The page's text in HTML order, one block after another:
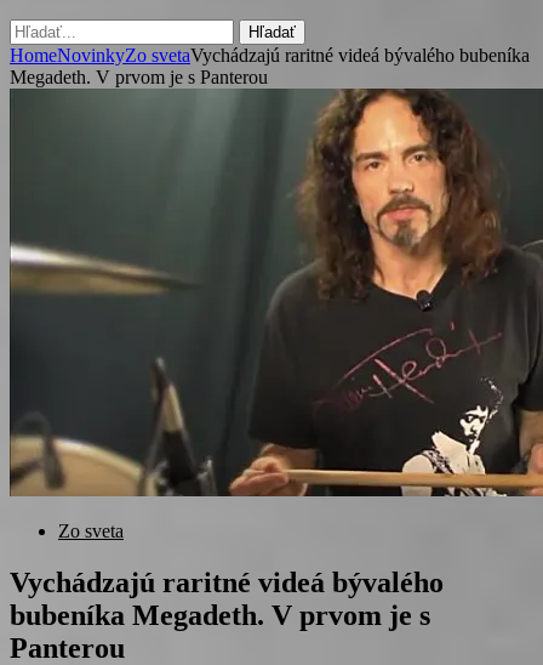
Hľadať
HomeNovinkyZo svetaVychádzajú raritné videá bývalého bubeníka
Megadeth. V prvom je s Panterou
Zo sveta
Vychádzajú raritné videá bývalého
bubeníka Megadeth. V prvom je s
Panterou